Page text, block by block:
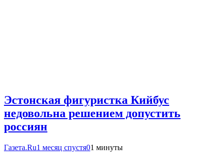
Эстонская фигуристка Кийбус
недовольна решением допустить
россиян
Газета.Ru1 месяц спустя01 минуты